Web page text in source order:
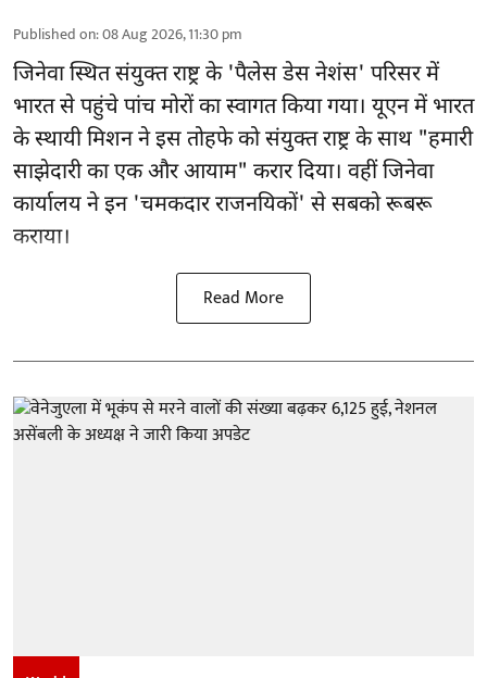
Published on:08 Aug 2026, 11:30 pm
जिनेवा स्थितसंयुक्त राष्ट्रके 'पैलेस डेस नेशंस' परिसर में
भारत से पहुंचे पांच मोरों का स्वागत किया गया। यूएन में भारत
के स्थायी मिशन ने इस तोहफे को संयुक्त राष्ट्र के साथ "हमारी
साझेदारी का एक और आयाम" करार दिया। वहीं जिनेवा
कार्यालय ने इन 'चमकदार राजनयिकों' से सबको रूबरू
कराया।
Read More